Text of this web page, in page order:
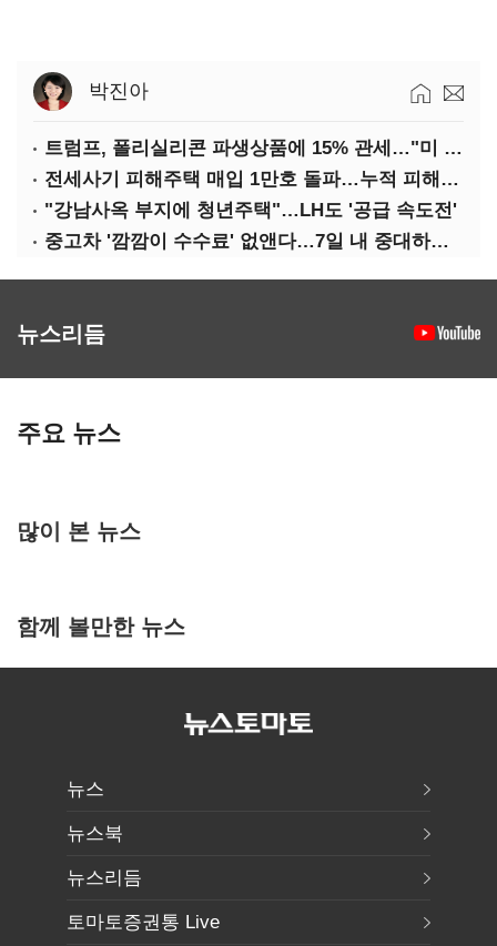
박진아
트럼프, 폴리실리콘 파생상품에 15% 관세…"미 산업 재건"
전세사기 피해주택 매입 1만호 돌파…누적 피해자 4만278명
"강남사옥 부지에 청년주택"…LH도 '공급 속도전'
중고차 '깜깜이 수수료' 없앤다…7일 내 중대하자 생기면 환불
뉴스리듬
주요 뉴스
많이 본 뉴스
함께 볼만한 뉴스
뉴스
뉴스북
뉴스리듬
토마토증권통 Live